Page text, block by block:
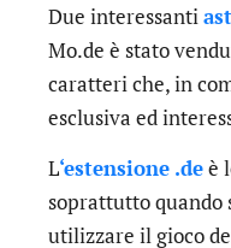
Due interessanti
Mo.de è stato
caratteri che, in
esclusiva ed
L‘estensione .deè
soprattutto quando
utilizzare il gioco